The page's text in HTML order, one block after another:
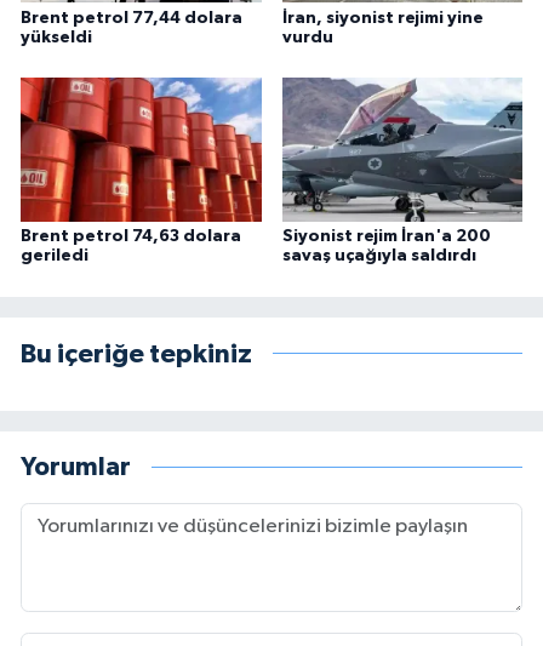
Brent petrol 77,44 dolara
yükseldi
İran, siyonist rejimi yine
vurdu
Brent petrol 74,63 dolara
geriledi
Siyonist rejim İran'a 200
savaş uçağıyla saldırdı
Bu içeriğe tepkiniz
Yorumlar